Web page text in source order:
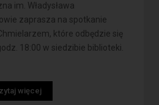
im. Władysława
zaprasza na spotkanie
które odbędzie się
18:00 w siedzibie biblioteki.
więcej